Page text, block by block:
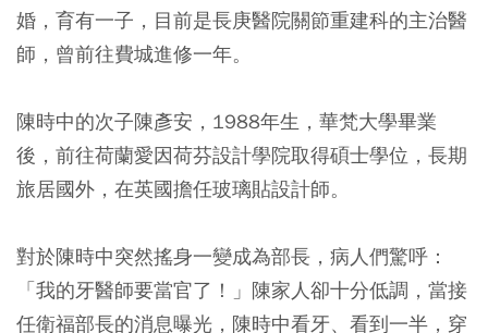
婚，育有一子，目前是長庚醫院關節重建科的主治醫
師，曾前往費城進修一年。
陳時中的次子陳彥安，1988年生，華梵大學畢業
後，前往荷蘭愛因荷芬設計學院取得碩士學位，長期
旅居國外，在英國擔任玻璃貼設計師。
對於陳時中突然搖身一變成為部長，病人們驚呼：
「我的牙醫師要當官了！」陳家人卻十分低調，當接
任衛福部長的消息曝光，陳時中看牙、看到一半，穿